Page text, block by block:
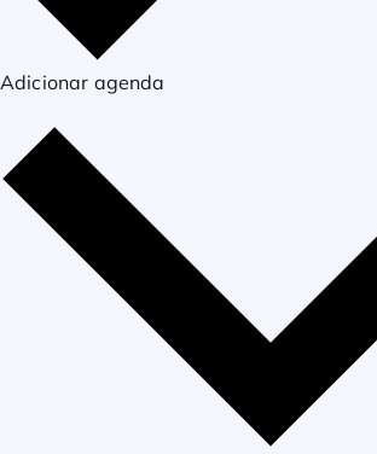
Adicionar agenda